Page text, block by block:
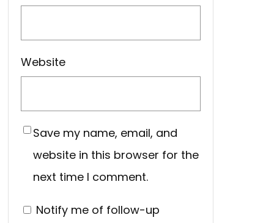
Website
Save my name, email, and
website in this browser for the
next time I comment.
Notify me of follow-up